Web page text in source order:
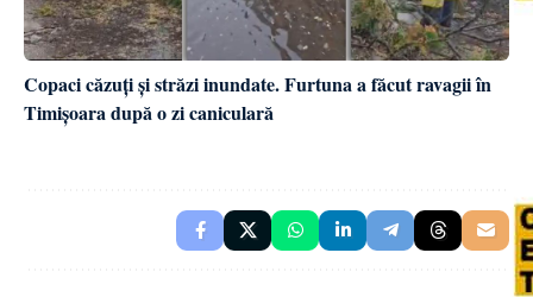
Copaci căzuți și străzi inundate. Furtuna a făcut ravagii în
Timișoara după o zi caniculară